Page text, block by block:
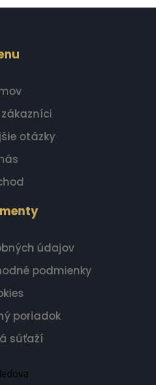
otázky
údajov
podmienky
poriadok
súťaží